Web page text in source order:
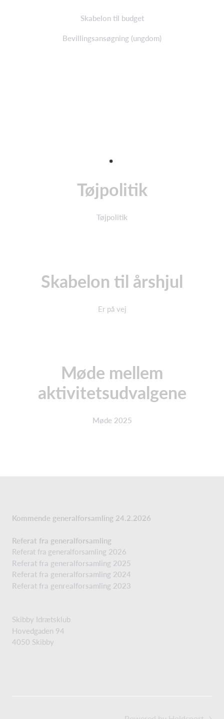
Skabelon til budget
Bevillingsansøgning (ungdom)
Tøjpolitik
Tøjpolitik
Skabelon til årshjul
Er på vej
Møde mellem
aktivitetsudvalgene
Møde 2025
Kommende generalforsamling 24.2.2026
Referat fra generalforsamling
Referat fra generalforsamling 2026
Referat fra generalforsamling 2025
Referat fra generalforsamling 2024
Referat fra genrealforsamling 2023
Skibby Idrætsklub
Hovedgaden 94
4050 Skibby